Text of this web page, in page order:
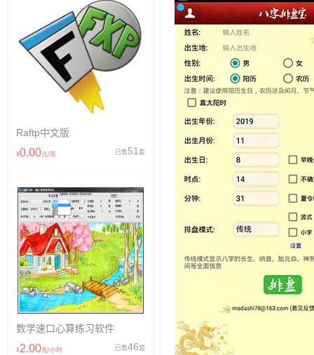
Raftp中文版
¥0.00元/年 已售 51 套
数学速口心算练习软件
¥2.00元/小时 已售46套